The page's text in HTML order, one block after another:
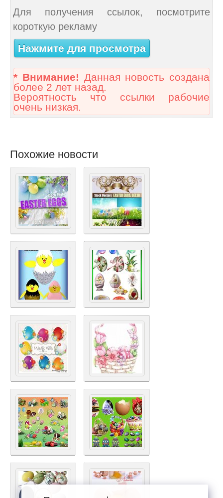
Для получения ссылок, посмотрите
короткую рекламу
Нажмите для просмотра
* Внимание! Данная новость создана
более 2 лет назад.
Вероятность что ссылки рабочие
очень низкая.
Похожие новости